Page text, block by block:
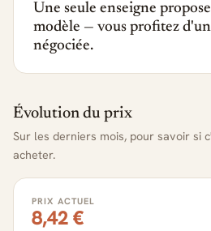
Une seule enseigne
modèle — vous profitez
négociée.
Évolution du prix
Sur les derniers mois, pour savoir si
acheter.
PRIX ACTUEL
8,42 €